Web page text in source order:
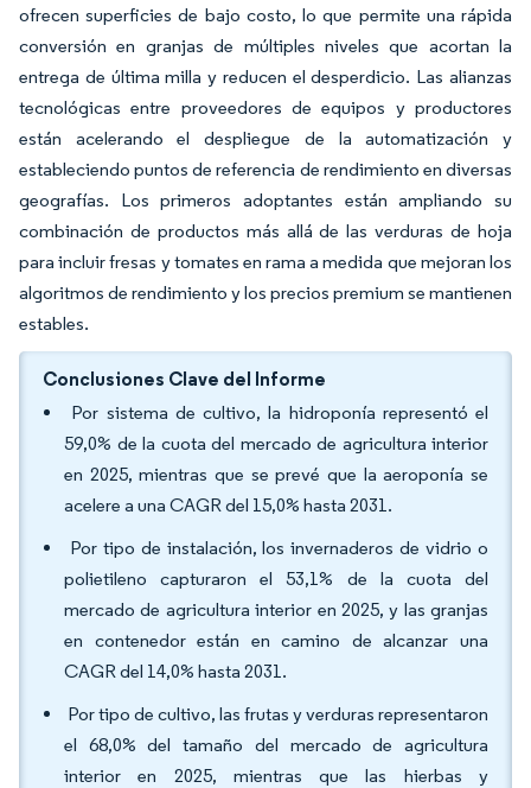
ofrecen superficies de bajo costo, lo que permite una rápida
conversión en granjas de múltiples niveles que acortan la
entrega de última milla y reducen el desperdicio. Las alianzas
tecnológicas entre proveedores de equipos y productores
están acelerando el despliegue de la automatización y
estableciendo puntos de referencia de rendimiento en diversas
geografías. Los primeros adoptantes están ampliando su
combinación de productos más allá de las verduras de hoja
para incluir fresas y tomates en rama a medida que mejoran los
algoritmos de rendimiento y los precios premium se mantienen
estables.
Conclusiones Clave del Informe
Por sistema de cultivo, la hidroponía representó el
59,0% de la cuota del mercado de agricultura interior
en 2025, mientras que se prevé que la aeroponía se
acelere a una CAGR del 15,0% hasta 2031.
Por tipo de instalación, los invernaderos de vidrio o
polietileno capturaron el 53,1% de la cuota del
mercado de agricultura interior en 2025, y las granjas
en contenedor están en camino de alcanzar una
CAGR del 14,0% hasta 2031.
Por tipo de cultivo, las frutas y verduras representaron
el 68,0% del tamaño del mercado de agricultura
interior en 2025, mientras que las hierbas y